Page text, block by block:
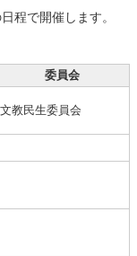
程で開催します。
委員会
文教民生委員会